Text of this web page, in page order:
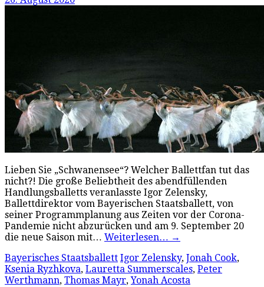
Lieben Sie „Schwanensee“? Welcher Ballettfan tut das
nicht?! Die große Beliebtheit des abendfüllenden
Handlungsballetts veranlasste Igor Zelensky,
Ballettdirektor vom Bayerischen Staatsballett, von
seiner Programmplanung aus Zeiten vor der Corona-
Pandemie nicht abzurücken und am 9. September 20
die neue Saison mit… Weiterlesen… →
Bayerisches Staatsballett Igor Zelensky, Jonah Cook,
Ksenia Ryzhkova, Lauretta Summerscales, Peter
Werthmann, Thomas Mayr,Yonah Acosta